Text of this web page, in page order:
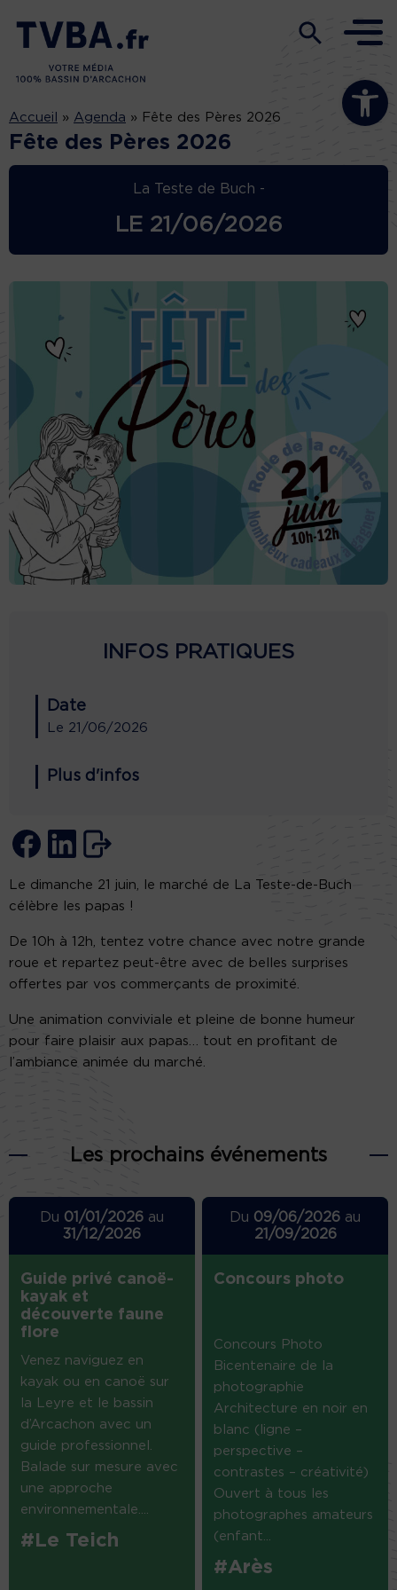
Ouvrir la
Accueil » Agenda » Fête des Pères 2026
Fête des Pères 2026
La Teste de Buch -
LE 21/06/2026
INFOS PRATIQUES
Date
Le 21/06/2026
Plus d'infos
Le dimanche 21 juin, le marché de La Teste-de-Buch
célèbre les papas !
De 10h à 12h, tentez votre chance avec notre grande
roue et repartez peut-être avec de belles surprises
offertes par vos commerçants de proximité.
Une animation conviviale et pleine de bonne humeur
pour faire plaisir aux papas… tout en profitant de
l’ambiance animée du marché.
Les prochains événements
Du 01/01/2026au
31/12/2026
Guide privé canoë-
kayak et
découverte faune
flore
Venez naviguez en
kayak ou en canoë sur
la Leyre et le bassin
d’Arcachon avec un
guide professionnel.
Balade sur mesure avec
une approche
environnementale....
#Le Teich
Du 09/06/2026 au
21/09/2026
Concours photo
Concours Photo
Bicentenaire de la
photographie
Architecture en noir en
blanc (ligne –
perspective –
contrastes – créativité)
Ouvert à tous les
photographes amateurs
(enfant...
#Arès